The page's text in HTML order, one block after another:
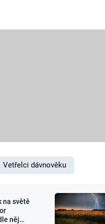
Zajímavosti
Vetřelci dávnověku
na světě
něj